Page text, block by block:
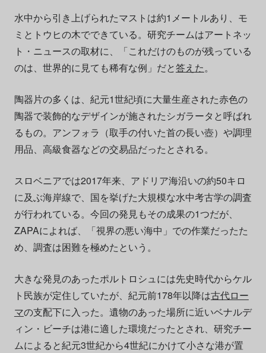
水中から引き上げられたマストは約1メートルあり、モ
ミとトウヒの木でできている。研究チームはアートネッ
ト・ニュースの取材に、「これだけのものが残っている
のは、世界的に見ても稀有な例」だと答えた。
陶器片の多くは、紀元1世紀頃に大量生産された赤色の
陶器で装飾的なデザインが施されたシガラータと呼ばれ
るもの。アンフォラ（取手の付いた首の長い壺）や調理
用品、高級食器などの交易品だったとされる。
スロベニアでは2017年来、アドリア海沿いの約50キロ
に及ぶ海岸線で、国を挙げた大規模な水中考古学の調査
が行われている。今回の発見もその成果の1つだが、
ZAPAによれば、「視界の悪い海中」での作業だったた
め、調査は困難を極めたという。
大きな発見のあったポルトロシュには先史時代からケル
ト民族が定住していたが、紀元前178年以降は古代ロー
マの支配下に入った。遺物のあった場所に近いベナルデ
ィン・ビーチは港に適した環境だったとされ、研究チー
ムによると紀元3世紀から4世紀にかけて小さな港が置